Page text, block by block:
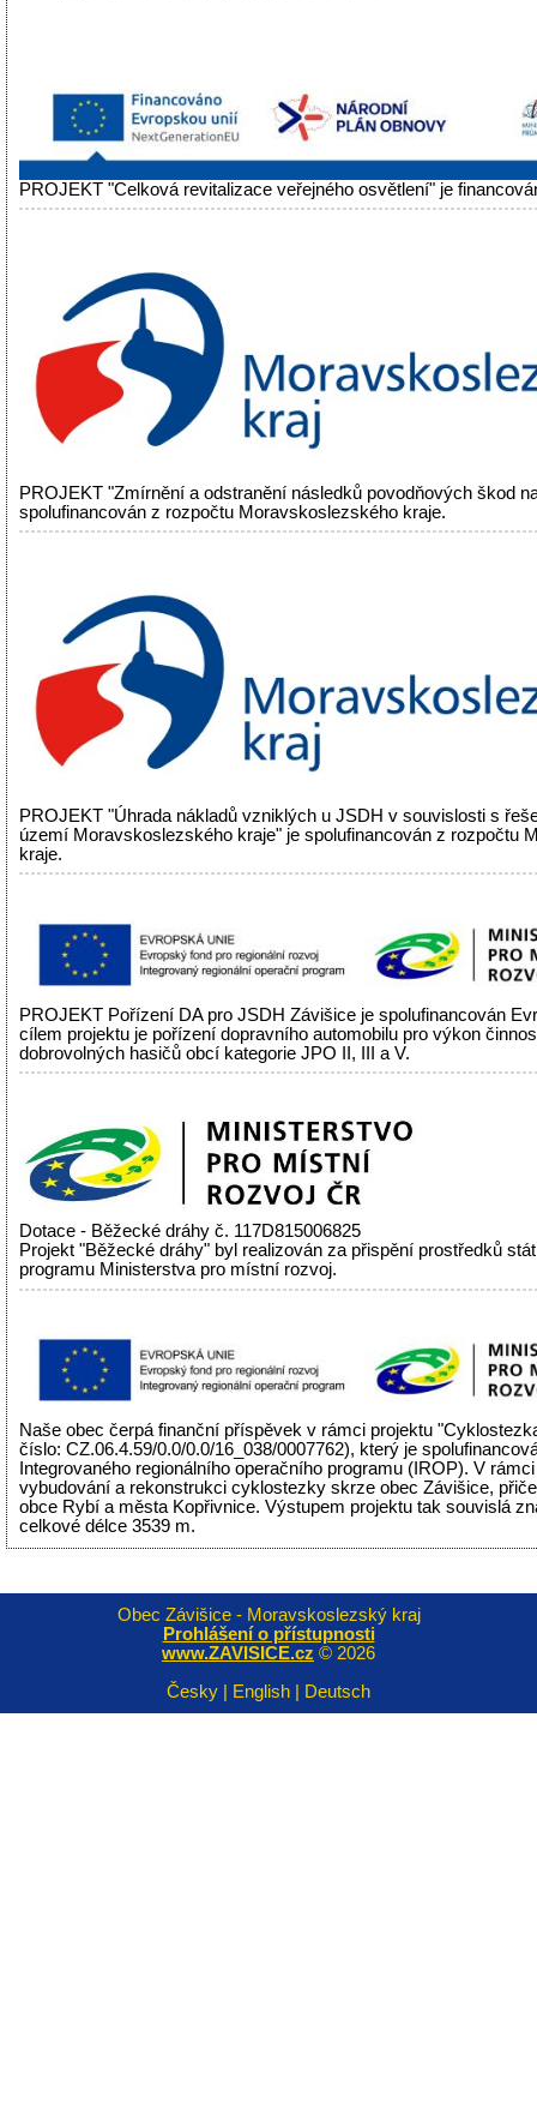
PROJEKT "Celková revitalizace veřejného osvětlení" je
PROJEKT "Zmírnění a odstranění následků povodňových škod
spolufinancován z rozpočtu Moravskoslezského kraje.
PROJEKT "Úhrada nákladů vzniklých u JSDH v souvislosti s
území Moravskoslezského kraje" je spolufinancován z rozpočtu
kraje.
PROJEKT Pořízení DA pro JSDH Závišice je spolufinancován
cílem projektu je pořízení dopravního automobilu pro výkon
dobrovolných hasičů obcí kategorie JPO II, III a V.
Dotace - Běžecké dráhy č. 117D815006825
Projekt "Běžecké dráhy" byl realizován za přispění prostředků
programu Ministerstva pro místní rozvoj.
Naše obec čerpá finanční příspěvek v rámci projektu
číslo: CZ.06.4.59/0.0/0.0/16_038/0007762), který je
Integrovaného regionálního operačního programu (IROP). V
vybudování a rekonstrukci cyklostezky skrze obec Závišice,
obce Rybí a města Kopřivnice. Výstupem projektu tak souvislá
celkové délce 3539 m.
Obec Závišice - Moravskoslezský kraj
Prohlášení o přístupnosti
www.ZAVISICE.cz © 2026
Česky | English | Deutsch